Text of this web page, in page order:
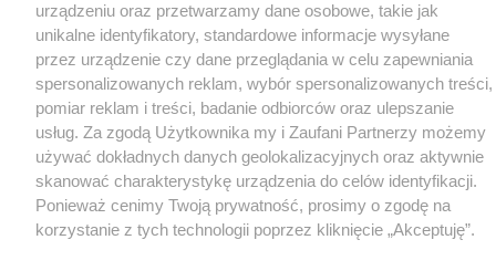
urządzeniu oraz przetwarzamy dane osobowe, takie jak
unikalne identyfikatory, standardowe informacje wysyłane
przez urządzenie czy dane przeglądania w celu zapewniania
spersonalizowanych reklam, wybór spersonalizowanych treści,
pomiar reklam i treści, badanie odbiorców oraz ulepszanie
usług. Za zgodą Użytkownika my i Zaufani Partnerzy możemy
używać dokładnych danych geolokalizacyjnych oraz aktywnie
skanować charakterystykę urządzenia do celów identyfikacji.
Ponieważ cenimy Twoją prywatność, prosimy o zgodę na
korzystanie z tych technologii poprzez kliknięcie „Akceptuję”.